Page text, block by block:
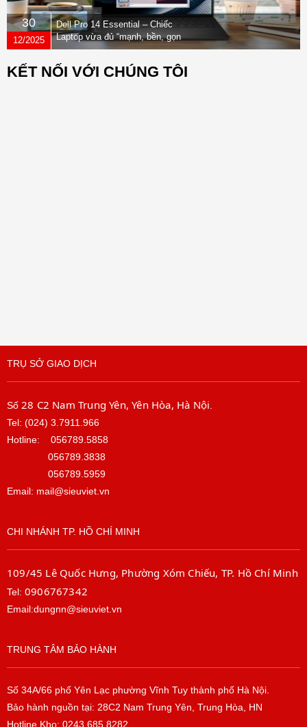
30
12/2025
Dell Pro 14 Essential – Chiếc
Laptop vừa đủ “mạnh, bền, gọn
nhẹ” dành cho dân văn phòng
KẾT NỐI VỚI CHÚNG TÔI
TRỤ SỞ GIAO DỊCH
Số 28 C2 Nam Trung Yên, Yên Hòa, Hà Nội
Tel: (024) 3.7911.966
Hotline: 056789.5858
056789.3838
056789.5959
Email: mail@sieuviet.vn
CHI NHÁNH TP. HỒ CHÍ MINH
109/45 Lê Quốc Hưng, Phường Xóm Chiếu, TP. Hồ Chí Minh
Tel: 0906767342
Email:dungnn@sieuviet.vn
TRUNG TÂM BẢO HÀNH
Số 34A/66 phố Yên Lạc phường Vĩnh Tuy thành phố Hà Nội.
Bảo hành nguồn tại: 28C2 Nam Trung Yên, Trung Hòa, HN
Hotline Kho: 0243.685.8282